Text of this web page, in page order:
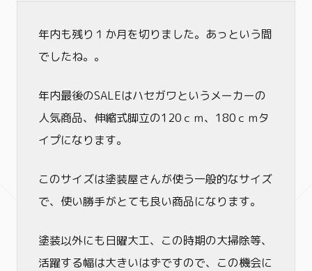
年内も残り１か月を切りました。あっという間
でしたね。。
年内最後のSALEはハセガワというメーカーの
人気商品、伸縮式脚立の120ｃｍ、180ｃｍタ
イプになります。
このサイズは塗装屋さんが使う一般的なサイズ
で、使い勝手がとても良い商品になります。
塗装以外にも日曜大工、この時期の大掃除等、
活躍する幅は大きいはずですので、この機会に